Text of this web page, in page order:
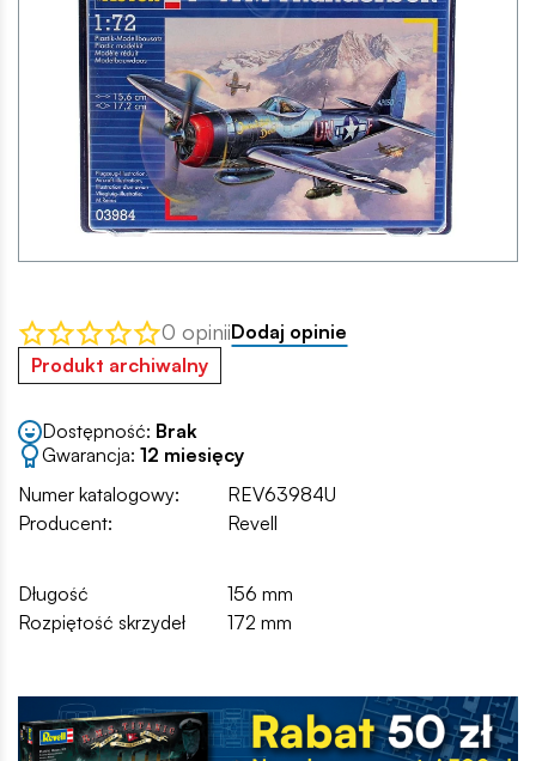
0 opiniiDodaj opinie
Produkt archiwalny
Dostępność: Brak
Gwarancja: 12 miesięcy
Numer katalogowy:
REV63984U
Producent:
Revell
Długość
156 mm
Rozpiętość skrzydeł
172 mm